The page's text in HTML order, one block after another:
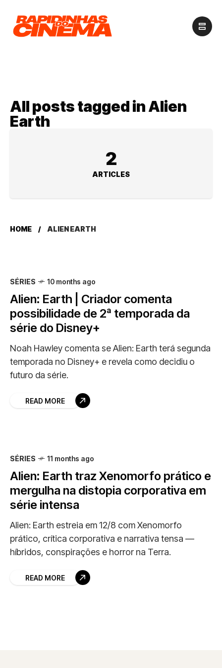
All posts tagged in Alien
Earth
2
ARTICLES
HOME ALIEN EARTH
SÉRIES 10 months ago
Alien: Earth | Criador comenta
possibilidade de 2ª temporada da
série do Disney+
Noah Hawley comenta se Alien: Earth terá segunda
temporada no Disney+ e revela como decidiu o
futuro da série.
READ MORE
SÉRIES 11 months ago
Alien: Earth traz Xenomorfo prático e
mergulha na distopia corporativa em
série intensa
Alien: Earth estreia em 12/8 com Xenomorfo
prático, crítica corporativa e narrativa tensa —
híbridos, conspirações e horror na Terra.
READ MORE